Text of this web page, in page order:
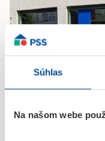
Súhlas
Na našom webe